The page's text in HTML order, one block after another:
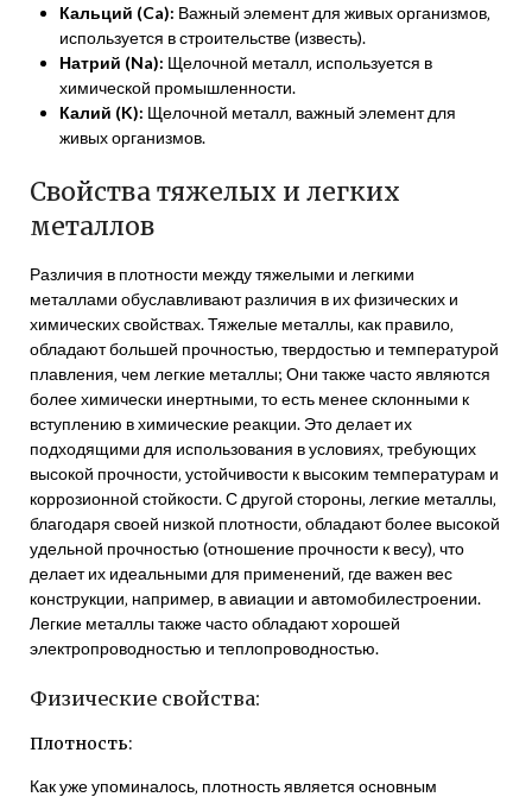
Кальций (Ca): Важный элемент для живых организмов‚
используется в строительстве (известь).
Натрий (Na): Щелочной металл‚ используется в
химической промышленности.
Калий (K): Щелочной металл‚ важный элемент для
живых организмов.
Свойства тяжелых и легких
металлов
Различия в плотности между тяжелыми и легкими
металлами обуславливают различия в их физических и
химических свойствах. Тяжелые металлы‚ как правило‚
обладают большей прочностью‚ твердостью и температурой
плавления‚ чем легкие металлы; Они также часто являются
более химически инертными‚ то есть менее склонными к
вступлению в химические реакции. Это делает их
подходящими для использования в условиях‚ требующих
высокой прочности‚ устойчивости к высоким температурам и
коррозионной стойкости. С другой стороны‚ легкие металлы‚
благодаря своей низкой плотности‚ обладают более высокой
удельной прочностью (отношение прочности к весу)‚ что
делает их идеальными для применений‚ где важен вес
конструкции‚ например‚ в авиации и автомобилестроении.
Легкие металлы также часто обладают хорошей
электропроводностью и теплопроводностью.
Физические свойства:
Плотность:
Как уже упоминалось‚ плотность является основным